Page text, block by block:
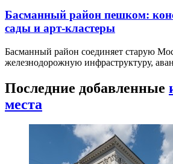
Басманный район пешком:
сады и арт-кластеры
Басманный район соединяет старую
железнодорожную инфраструктуру,
Последние добавленные
места